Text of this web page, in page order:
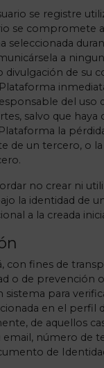
se registre
se compromete
seleccionada
a
divulgación de su
del uso
salvo que haya
la
de un tercero, o la
no crear ni
la identidad de
a la creada
con fines de
o de prevención
sistema para
en el perfil
de aquellos
email, número de
de